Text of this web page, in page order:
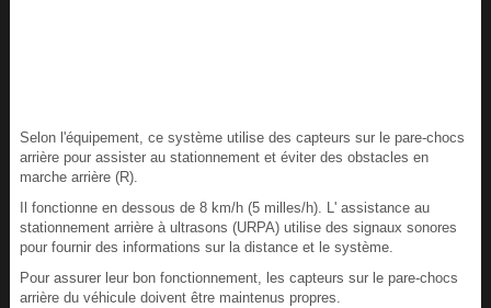
Selon l'équipement, ce système utilise des capteurs sur le pare-chocs
arrière pour assister au stationnement et éviter des obstacles en
marche arrière (R).
Il fonctionne en dessous de 8 km/h (5 milles/h). L' assistance au
stationnement arrière à ultrasons (URPA) utilise des signaux sonores
pour fournir des informations sur la distance et le système.
Pour assurer leur bon fonctionnement, les capteurs sur le pare-chocs
arrière du véhicule doivent être maintenus propres.